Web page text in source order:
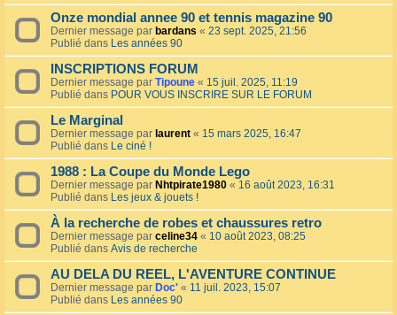
Onze mondial annee 90 et tennis magazine 90
Dernier message par bardans « 23 sept. 2025, 21:56
Publié dans Les années 90
INSCRIPTIONS FORUM
Dernier message par Tipoune « 15 juil. 2025, 11:19
Publié dans POUR VOUS INSCRIRE SUR LE FORUM
Le Marginal
Dernier message par laurent « 15 mars 2025, 16:47
Publié dans Le ciné !
1988 : La Coupe du Monde Lego
Dernier message par Nhtpirate1980 « 16 août 2023, 16:31
Publié dans Les jeux & jouets !
À la recherche de robes et chaussures retro
Dernier message par celine34 « 10 août 2023, 08:25
Publié dans Avis de recherche
AU DELA DU REEL, L'AVENTURE CONTINUE
Dernier message par Doc' « 11 juil. 2023, 15:07
Publié dans Les années 90